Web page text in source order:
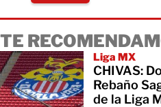
TE
Liga MX
CHIVAS:
Rebaño
de la Liga